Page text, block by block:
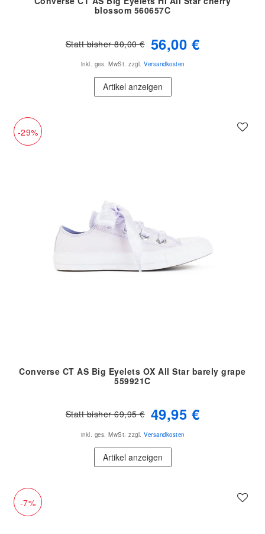
blossom 560657C
Statt bisher 80,00 € 56,00 €
inkl. ges. MwSt. zzgl. Versandkosten
Artikel anzeigen
-29%
Converse CT AS Big Eyelets OX All Star barely grape
559921C
Statt bisher 69,95 € 49,95 €
inkl. ges. MwSt. zzgl. Versandkosten
Artikel anzeigen
-7%